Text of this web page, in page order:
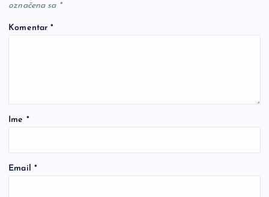
označena sa *
Komentar*
Ime *
Email *